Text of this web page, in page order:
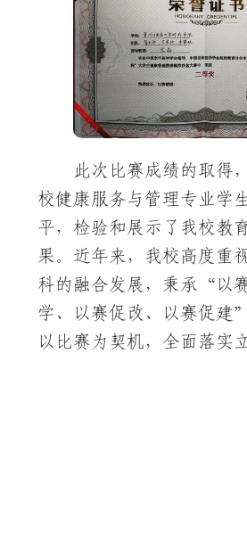
此次比赛成绩的取得
校健康服务与管理专业学
平，检验和展示了我校教
果。近年来，我校高度重
科的融合发展，秉承“以
学、以赛促改、以赛促建
以比赛为契机，全面落实